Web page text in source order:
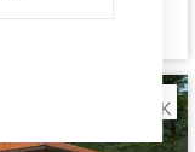
4+1
101,9 m²